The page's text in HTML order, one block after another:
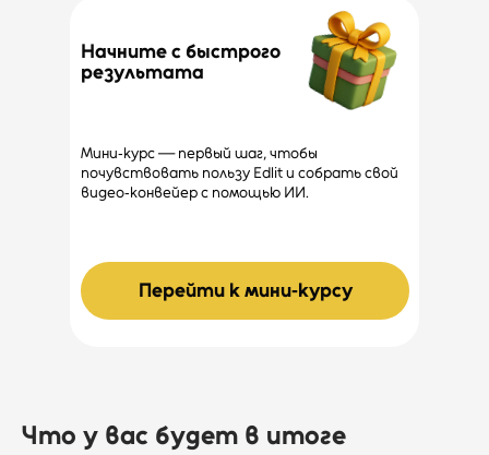
Мини‑курс — первый шаг, чтобы
почувствовать пользу Edlit и собрать свой
видео‑конвейер с помощью ИИ.
Начните с быстрого
результата
Перейти к мини‑курсу
Что у вас будет в итоге